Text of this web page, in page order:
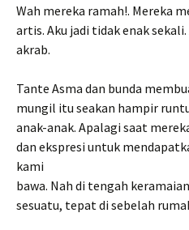
Wah mereka ramah!. Mereka
artis. Aku jadi tidak enak
akrab.
Tante Asma dan bunda
mungil itu seakan hampir
anak-anak. Apalagi saat
dan ekspresi untuk
kami
bawa. Nah di tengah
sesuatu, tepat di sebelah